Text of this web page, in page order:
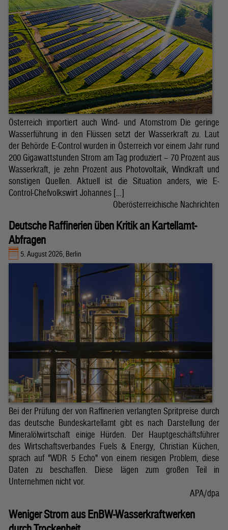
Österreich importiert auch Wind- und Atomstrom Die geringe
Wasserführung in den Flüssen setzt der Wasserkraft zu. Laut
der Behörde E-Control wurden in Österreich vor einem Jahr rund
200 Gigawattstunden Strom am Tag produziert – 70 Prozent aus
Wasserkraft, je zehn Prozent aus Photovoltaik, Windkraft und
sonstigen Quellen. Aktuell ist die Situation anders, wie E-
Control-Chefvolkswirt Johannes […]
Oberösterreichische Nachrichten
Deutsche Raffinerien üben Kritik an Kartellamt-
Abfragen
5. August 2026, Berlin
Bei der Prüfung der von Raffinerien verlangten Spritpreise durch
das deutsche Bundeskartellamt gibt es nach Darstellung der
Mineralölwirtschaft einige Hürden. Der Hauptgeschäftsführer
des Wirtschaftsverbandes Fuels & Energy, Christian Küchen,
sprach auf "WDR 5 Echo" von einem riesigen Problem, diese
Daten zu beschaffen. Diese lägen zum großen Teil in
Unternehmen nicht vor.
APA/dpa
Weniger Strom aus EnBW-Wasserkraftwerken